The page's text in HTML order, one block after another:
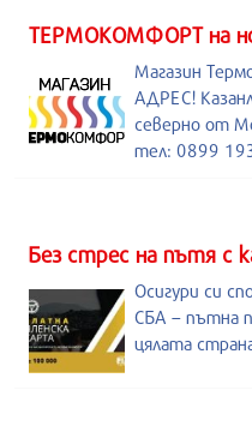
ТЕРМОКОМФОРТ на
Магазин
АДРЕС!
северно от
тел: 0899
Без стрес на пътя с
Осигури си
СБА – пътна
цялата